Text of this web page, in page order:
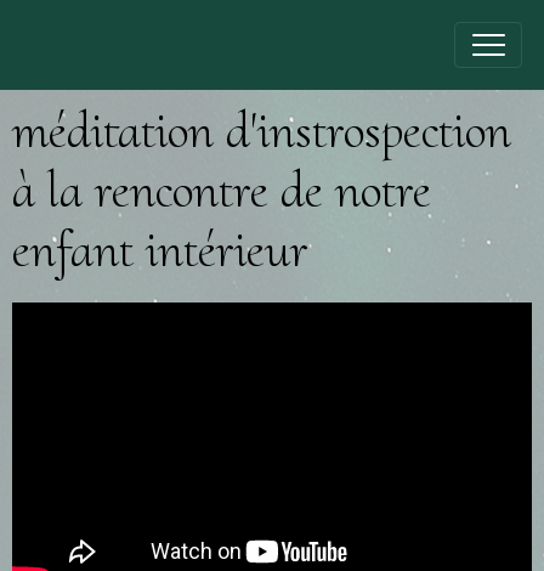
méditation d'instrospection
à la rencontre de notre
enfant intérieur